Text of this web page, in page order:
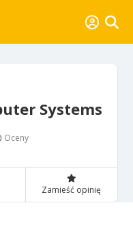
Systems
Oceny
Zamieść opinię